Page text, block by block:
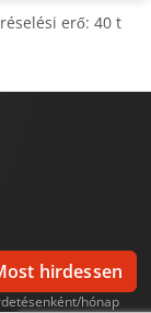
erő: 40 t
hirdessen
hónap